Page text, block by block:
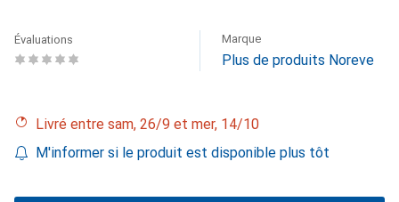
Évaluations Marque
Plus de produits Noreve
Livré entre sam, 26/9 et mer, 14/10
M'informer si le produit est disponible plus tôt